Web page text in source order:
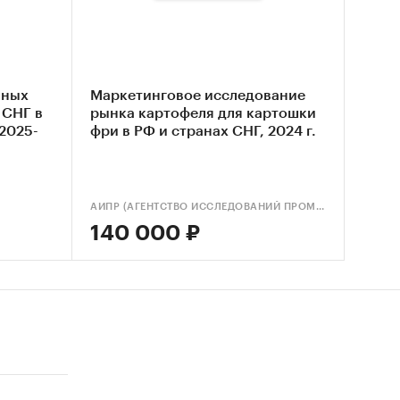
СНГ в
Маркетинговое исследование
рынка картофеля для картошки
фри в РФ и странах СНГ, 2024 г.
АИПР (АГЕНТСТВО ИССЛЕДОВАНИЙ ПРОМЫШЛЕННЫХ И ПОТРЕБИТЕЛЬСКИХ РЫНКОВ)
140 000 ₽